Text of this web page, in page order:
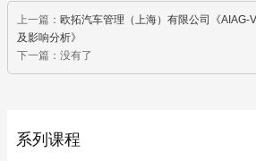
上一篇： 欧拓汽车管理（上海）有限公司《AIAG-
及影响分析》
下一篇：没有了
系列课程